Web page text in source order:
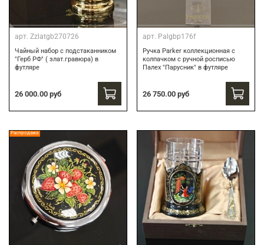
арт. Zzlatgb270726
Чайный набор с подстаканником
"Герб РФ" ( злат.гравюра) в
футляре
26 000.00 руб
арт. Palgbp176f
Ручка Parker коллекционная с
колпачком с ручной росписью
Палех "Парусник" в футляре
26 750.00 руб
Распродажа